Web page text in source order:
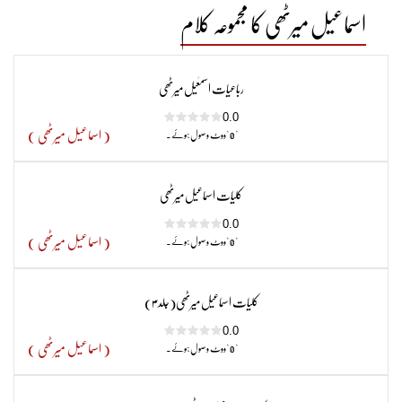
اسماعیل میرٹھی کا مجموعہ کلام
رباعیات اسمٰعیل میرٹھی
0.0
" 0 "ووٹ وصول ہوئے۔ ( اسماعیل میرٹھی )
کلیات اسماعیل میرٹھی
0.0
" 0 "ووٹ وصول ہوئے۔ ( اسماعیل میرٹھی )
کلیات اسماعیل میرٹھی(جلد ۳)
0.0
" 0 "ووٹ وصول ہوئے۔ ( اسماعیل میرٹھی )